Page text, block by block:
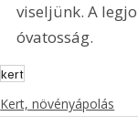
viseljünk. A
óvatosság.
kert
Kert, növényápolás